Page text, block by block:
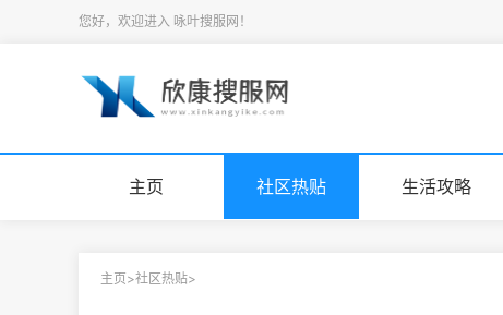
您好，欢迎进入 咏叶搜服网！
主页 社区热贴 生活攻略
主页>社区热贴>